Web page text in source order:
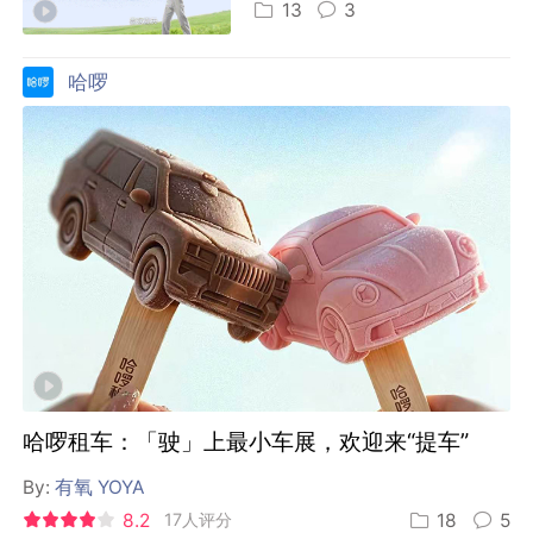
13 3
哈啰
哈啰租车：「驶」上最小车展，欢迎来“提车”
By:有氧 YOYA
8.2
17人评分 18 5